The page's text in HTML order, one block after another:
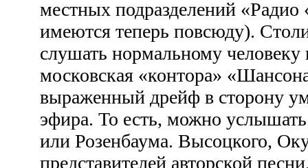
местных подразделений
имеются теперь повсюду).
слушать нормальному
московская «контора»
выраженный дрейф в сторону
эфира. То есть, можно
или Розенбаума. Высоцкого,
представителей авторской